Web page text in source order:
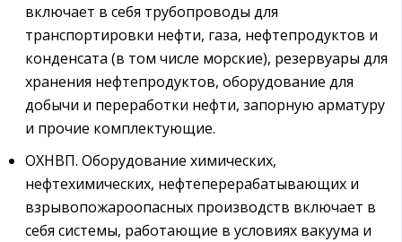
включает в себя трубопроводы для
транспортировки нефти, газа, нефтепродуктов и
конденсата (в том числе морские), резервуары для
хранения нефтепродуктов, оборудование для
добычи и переработки нефти, запорную арматуру
и прочие комплектующие.
ОХНВП. Оборудование химических,
нефтехимических, нефтеперерабатывающих и
взрывопожароопасных производств включает в
себя системы, работающие в условиях вакуума и